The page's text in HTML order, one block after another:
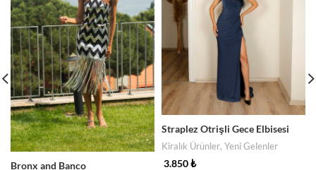
Bronx and Banco
Straplez Otrişli Gece Elbisesi
Kiralık Ürünler, Yeni Gelenler
3.850₺